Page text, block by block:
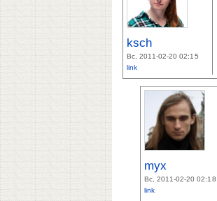
ksch
Вс, 2011-02-20 02:15
link
myx
Вс, 2011-02-20 02:18
link